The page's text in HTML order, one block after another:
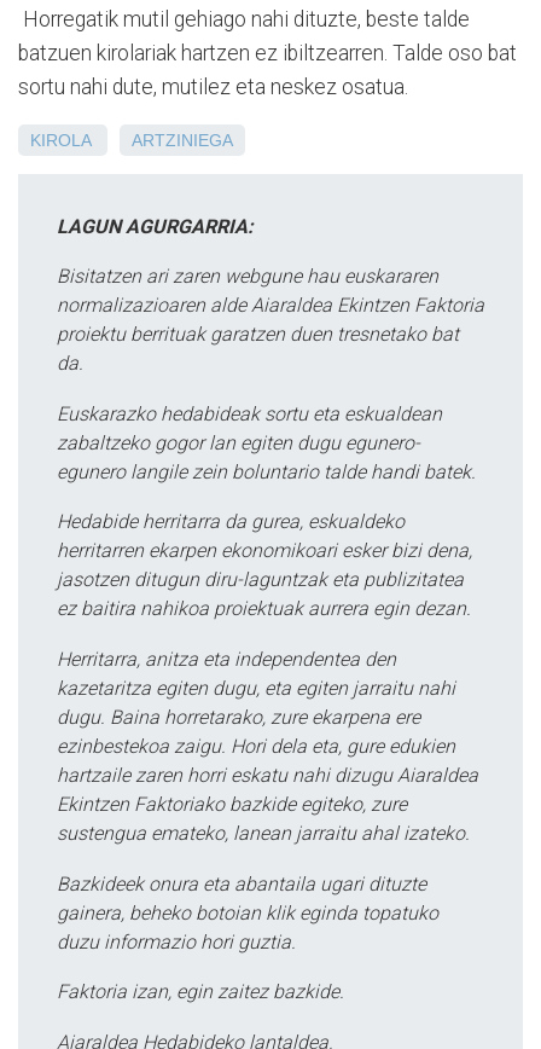
Horregatik mutil gehiago nahi dituzte, beste talde
batzuen kirolariak hartzen ez ibiltzearren. Talde oso bat
sortu nahi dute, mutilez eta neskez osatua.
KIROLA ARTZINIEGA
LAGUN AGURGARRIA:
Bisitatzen ari zaren webgune hau euskararen
normalizazioaren alde Aiaraldea Ekintzen Faktoria
proiektu berrituak garatzen duen tresnetako bat
da.
Euskarazko hedabideak sortu eta eskualdean
zabaltzeko gogor lan egiten dugu egunero-
egunero langile zein boluntario talde handi batek.
Hedabide herritarra da gurea, eskualdeko
herritarren ekarpen ekonomikoari esker bizi dena,
jasotzen ditugun diru-laguntzak eta publizitatea
ez baitira nahikoa proiektuak aurrera egin dezan.
Herritarra, anitza eta independentea den
kazetaritza egiten dugu, eta egiten jarraitu nahi
dugu. Baina horretarako, zure ekarpena ere
ezinbestekoa zaigu. Hori dela eta, gure edukien
hartzaile zaren horri eskatu nahi dizugu Aiaraldea
Ekintzen Faktoriako bazkide egiteko, zure
sustengua emateko, lanean jarraitu ahal izateko.
Bazkideek onura eta abantaila ugari dituzte
gainera, beheko botoian klik eginda topatuko
duzu informazio hori guztia.
Faktoria izan, egin zaitez bazkide.
Aiaraldea Hedabideko lantaldea.